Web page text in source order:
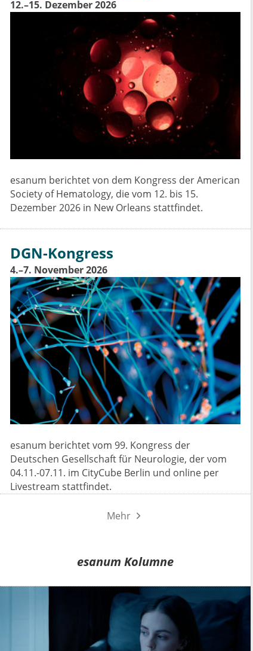
12.–15. Dezember 2026
esanum berichtet von dem Kongress der American
Society of Hematology, die vom 12. bis 15.
Dezember 2026 in New Orleans stattfindet.
DGN-Kongress
4.–7. November 2026
esanum berichtet vom 99. Kongress der
Deutschen Gesellschaft für Neurologie, der vom
04.11.-07.11. im CityCube Berlin und online per
Livestream stattfindet.
Mehr
esanum Kolumne